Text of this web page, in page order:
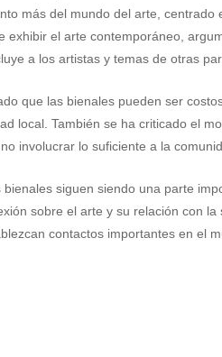
más del mundo del arte,
exhibir el arte contemporáneo,
a los artistas y temas de otras
que las bienales pueden ser
local. También se ha criticado el
involucrar lo suficiente a la
siguen siendo una parte
sobre el arte y su relación con
contactos importantes en el